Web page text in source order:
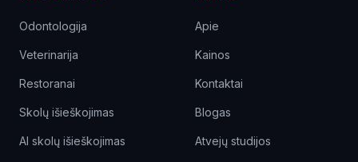
Odontologija
Veterinarija
Restoranai
Skolų išieškojimas
AI skolų išieškojimas
Apie
Kainos
Kontaktai
Blogas
Atvejų studijos